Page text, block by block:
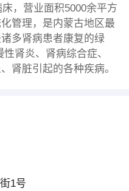
，营业面积5000余平方
管理，是内蒙古地区最
多肾病患者康复的绿
肾炎、肾病综合症、
肾脏引起的各种疾病。
1号